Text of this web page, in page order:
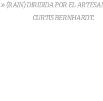
(RAIN) DIRIDIDA POR EL
CURTIS BERNHARDT.